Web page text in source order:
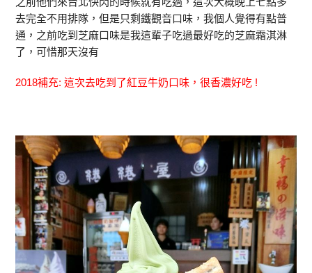
去完全不用排隊，但是只剩鐵觀音口味，我個人覺得有點普
通，之前吃到芝麻口味是我這輩子吃過最好吃的芝麻霜淇淋
了，可惜那天沒有
2018補充: 這次去吃到了紅豆牛奶口味，很香濃好吃 !